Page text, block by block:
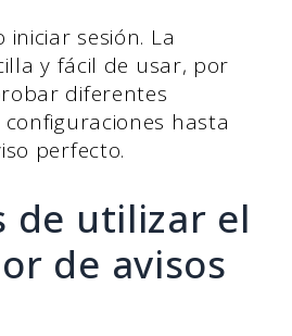
iniciar sesión. La
y fácil de usar, por
diferentes
hasta
perfecto.
de utilizar el
de avisos